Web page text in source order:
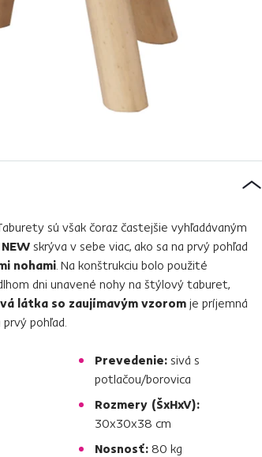
sú však čoraz častejšie vyhľadávaným
skrýva v sebe viac, ako sa na prvý pohľad
nohami . Na konštrukciu bolo použité
dni unavené nohy na štýlový taburet,
látka so zaujímavým vzoromje príjemná
pohľad.
Prevedenie: sivá s
potlačou/borovica
Rozmery (ŠxHxV):
30x30x38 cm
Nosnosť: 80 kg